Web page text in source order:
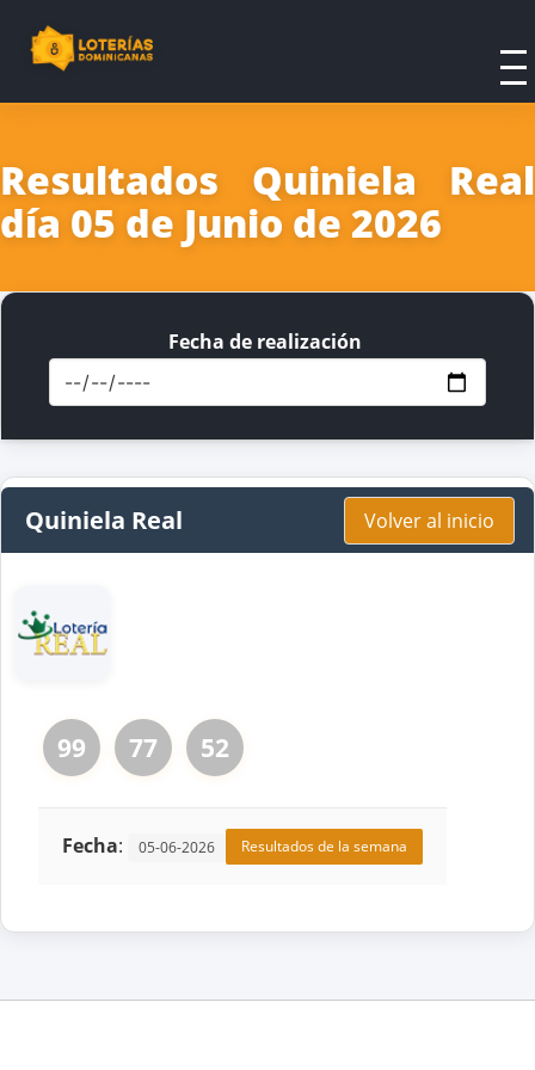
Resultados Quiniela Real
día 05 de Junio de 2026
Fecha de realización
Quiniela Real Volver al inicio
99 77 52
Fecha: 05-06-2026 Resultados de la semana